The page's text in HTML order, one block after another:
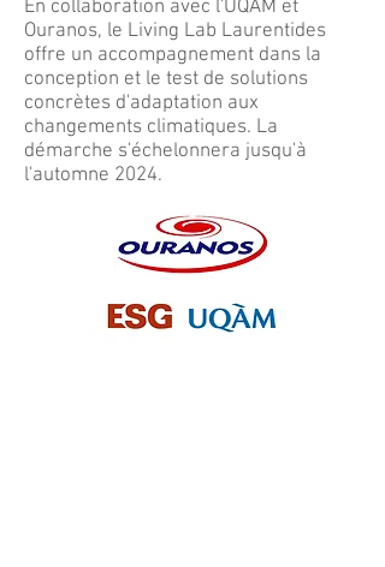
En collaboration avec l'UQAM et
Ouranos, le Living Lab Laurentides
offre un accompagnement dans la
conception et le test de solutions
concrètes d'adaptation aux
changements climatiques. La
démarche s'échelonnera jusqu'à
l'automne 2024.